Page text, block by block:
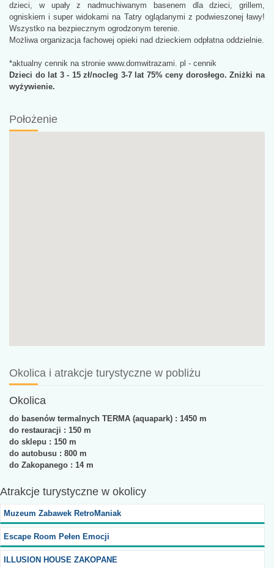
dzieci, w upały z nadmuchiwanym basenem dla dzieci, grillem,
ogniskiem i super widokami na Tatry oglądanymi z podwieszonej ławy!
Wszystko na bezpiecznym ogrodzonym terenie.
Możliwa organizacja fachowej opieki nad dzieckiem odpłatna oddzielnie.
*aktualny cennik na stronie www.domwitrazami. pl - cennik
Dzieci do lat 3 - 15 zł/nocleg 3-7 lat 75% ceny dorosłego. Zniżki na
wyżywienie.
Położenie
Okolica i atrakcje turystyczne w pobliżu
Okolica
do basenów termalnych TERMA (aquapark) : 1450 m
do restauracji : 150 m
do sklepu : 150 m
do autobusu : 800 m
do Zakopanego : 14 m
Atrakcje turystyczne w okolicy
Muzeum Zabawek RetroManiak
Escape Room Pełen Emocji
ILLUSION HOUSE ZAKOPANE